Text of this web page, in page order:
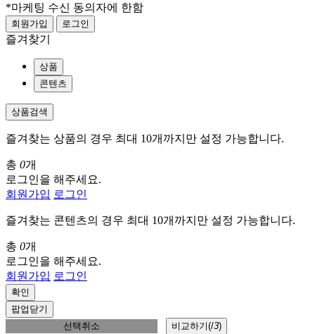
*마케팅 수신 동의자에 한함
회원가입 로그인
즐겨찾기
상품
콘텐츠
상품검색
즐겨찾는 상품의 경우 최대 10개까지만 설정 가능합니다.
총 0개
로그인을 해주세요.
회원가입 로그인
즐겨찾는 콘텐츠의 경우 최대 10개까지만 설정 가능합니다.
총 0개
로그인을 해주세요.
회원가입 로그인
확인
팝업닫기
선택취소
비교하기(/3)